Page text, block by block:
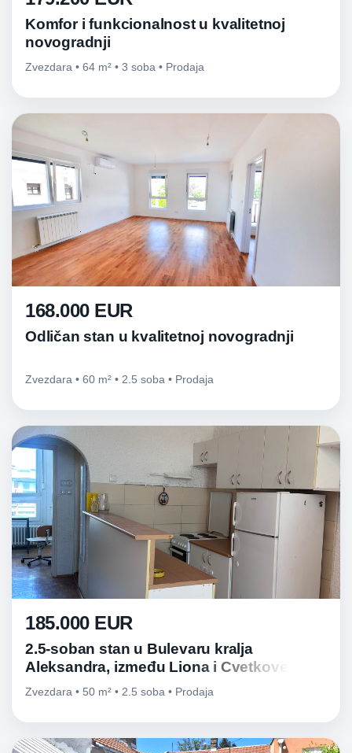
Komfor i funkcionalnost u kvalitetnoj
novogradnji
Zvezdara • 64 m² • 3 soba • Prodaja
168.000 EUR
Odličan stan u kvalitetnoj novogradnji
Zvezdara • 60 m² • 2.5 soba • Prodaja
185.000 EUR
2.5-soban stan u Bulevaru kralja
Aleksandra, između Liona i Cvetkove
pijace
Zvezdara • 50 m² • 2.5 soba • Prodaja